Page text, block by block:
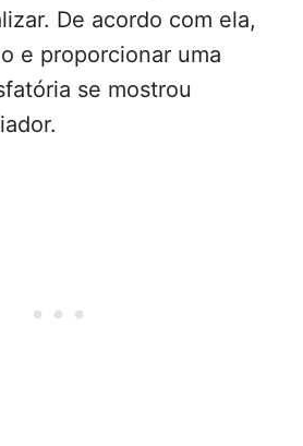
De acordo com ela,
e proporcionar uma
se mostrou